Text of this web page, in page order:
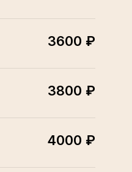
3600 ₽
3800 ₽
4000 ₽